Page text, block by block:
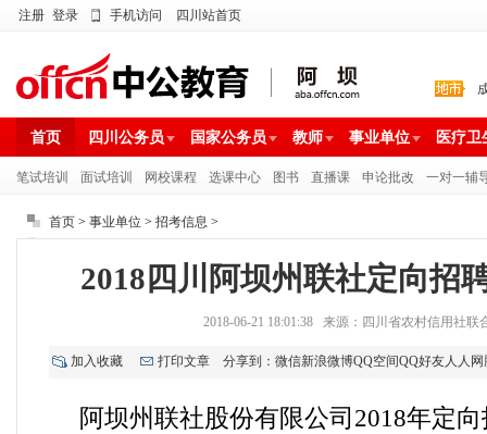
注册 登录 手机访问 四川站首页
首页 四川公务员 国家公务员 教师 事业单位 医疗卫
笔试培训 面试培训 网校课程 选课中心 图书 直播课 申论批改 一对一辅
首页 > 事业单位 > 招考信息 >
2018四川阿坝州联社定向招
2018-06-21 18:01:38 来源：四川省农村信用社
加入收藏 打印文章 分享到： 微信新浪微博QQ空间QQ好友人人网
阿坝州联社股份有限公司2018年定